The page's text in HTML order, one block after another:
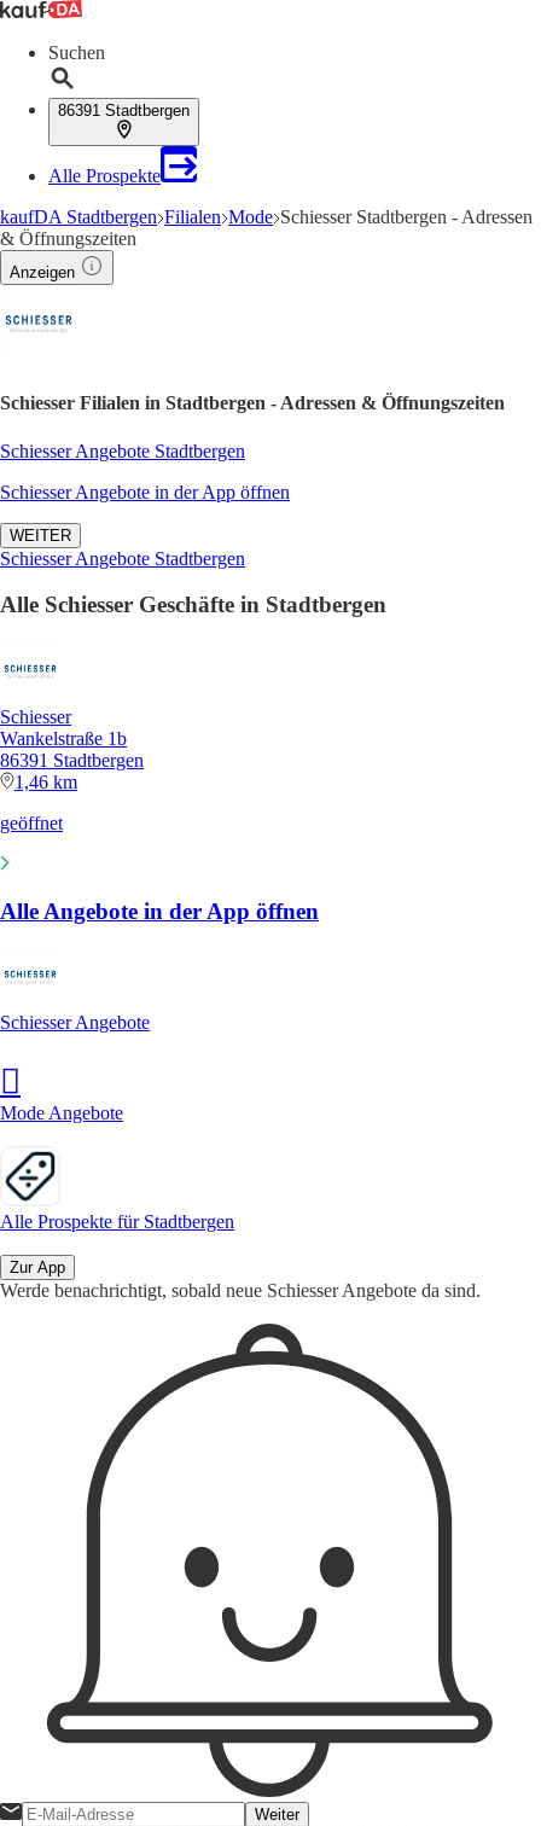
Suchen
86391 Stadtbergen
Alle Prospekte
kaufDA Stadtbergen Filialen Mode Schiesser Stadtbergen - Adressen
& Öffnungszeiten
Anzeigen
Schiesser Filialen in Stadtbergen - Adressen & Öffnungszeiten
Schiesser Angebote Stadtbergen
Schiesser Angebote in der App öffnen
WEITER
Schiesser Angebote Stadtbergen
Alle Schiesser Geschäfte in Stadtbergen
Schiesser
Wankelstraße 1b
86391 Stadtbergen
1,46 km
geöffnet
Alle Angebote in der App öffnen
Schiesser Angebote
Mode Angebote
Alle Prospekte für Stadtbergen
Zur App
Werde benachrichtigt, sobald neue Schiesser Angebote da sind.
Weiter